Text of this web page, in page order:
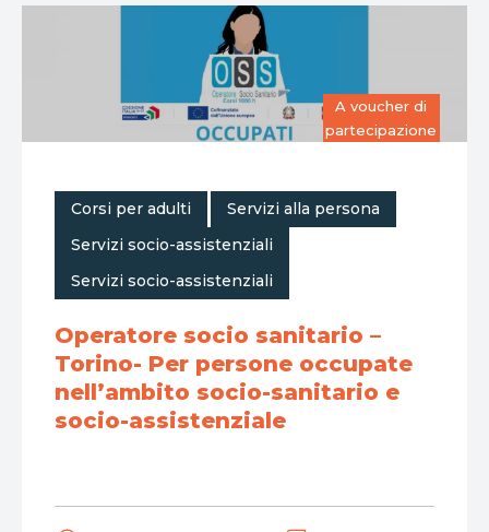
A voucher di
partecipazione
Corsi per adulti Servizi alla persona
Servizi socio-assistenziali
Servizi socio-assistenziali
Operatore socio sanitario –
Torino- Per persone occupate
nell’ambito socio-sanitario e
socio-assistenziale